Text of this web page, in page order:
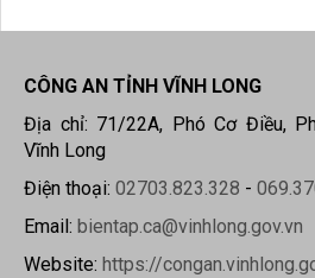
CÔNG AN TỈNH VĨNH LONG
Địa chỉ: 71/22A, Phó Cơ Điều,
Vĩnh Long
Điện thoại: 02703.823.328 -
Email: bientap.ca@vinhlong.gov.vn
Website: https://